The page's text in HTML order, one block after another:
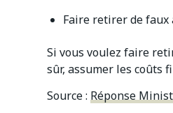
Faire retirer de faux
Si vous voulez faire
sûr, assumer les coûts
Source : Réponse